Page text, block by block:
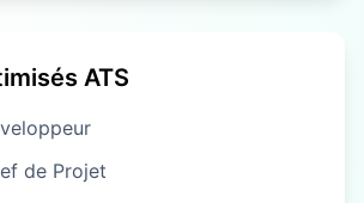
ATS
de Projet